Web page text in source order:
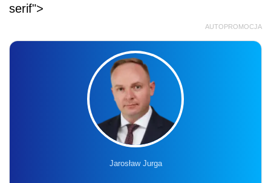
serif">
AUTOPROMOCJA
Jarosław Jurga